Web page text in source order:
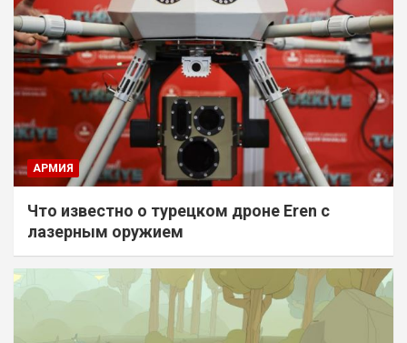
АРМИЯ
Что известно о турецком дроне Eren с
лазерным оружием